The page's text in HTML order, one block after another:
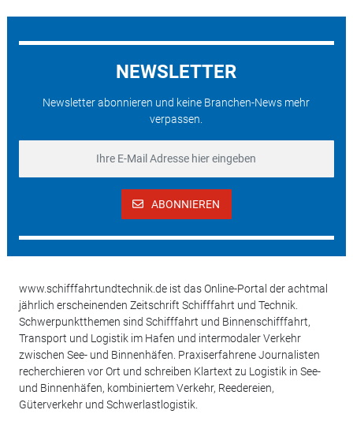
NEWSLETTER
Newsletter abonnieren und keine Branchen-News mehr
verpassen.
ABONNIEREN
www.schifffahrtundtechnik.de ist das Online-Portal der achtmal
jährlich erscheinenden Zeitschrift Schifffahrt und Technik.
Schwerpunktthemen sind Schifffahrt und Binnenschifffahrt,
Transport und Logistik im Hafen und intermodaler Verkehr
zwischen See- und Binnenhäfen. Praxiserfahrene Journalisten
recherchieren vor Ort und schreiben Klartext zu Logistik in See-
und Binnenhäfen, kombiniertem Verkehr, Reedereien,
Güterverkehr und Schwerlastlogistik.